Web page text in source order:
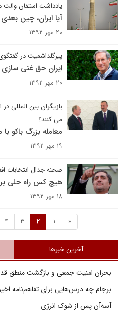
یادداشت استفان والت
آیا ایران، چین
۲۰ مهر ۱۳۹۲
پیرگلداشمیت در
ایران حق غنی سازی
۲۰ مهر ۱۳۹۲
بازیگران بین المللی
می کنند؟
معامله بزرگ باکو
۱۹ مهر ۱۳۹۲
صحنه جدال انتخابات
هیچ کس راه حلی
۱۸ مهر ۱۳۹۲
«
1
2
3
4
آخرین خبرها
بحران امنیت جمعی و بازگشت منطق
برجام چه درس‌هایی برای تفاهم‌نامه
آسه‌آن پس از شوک انرژی